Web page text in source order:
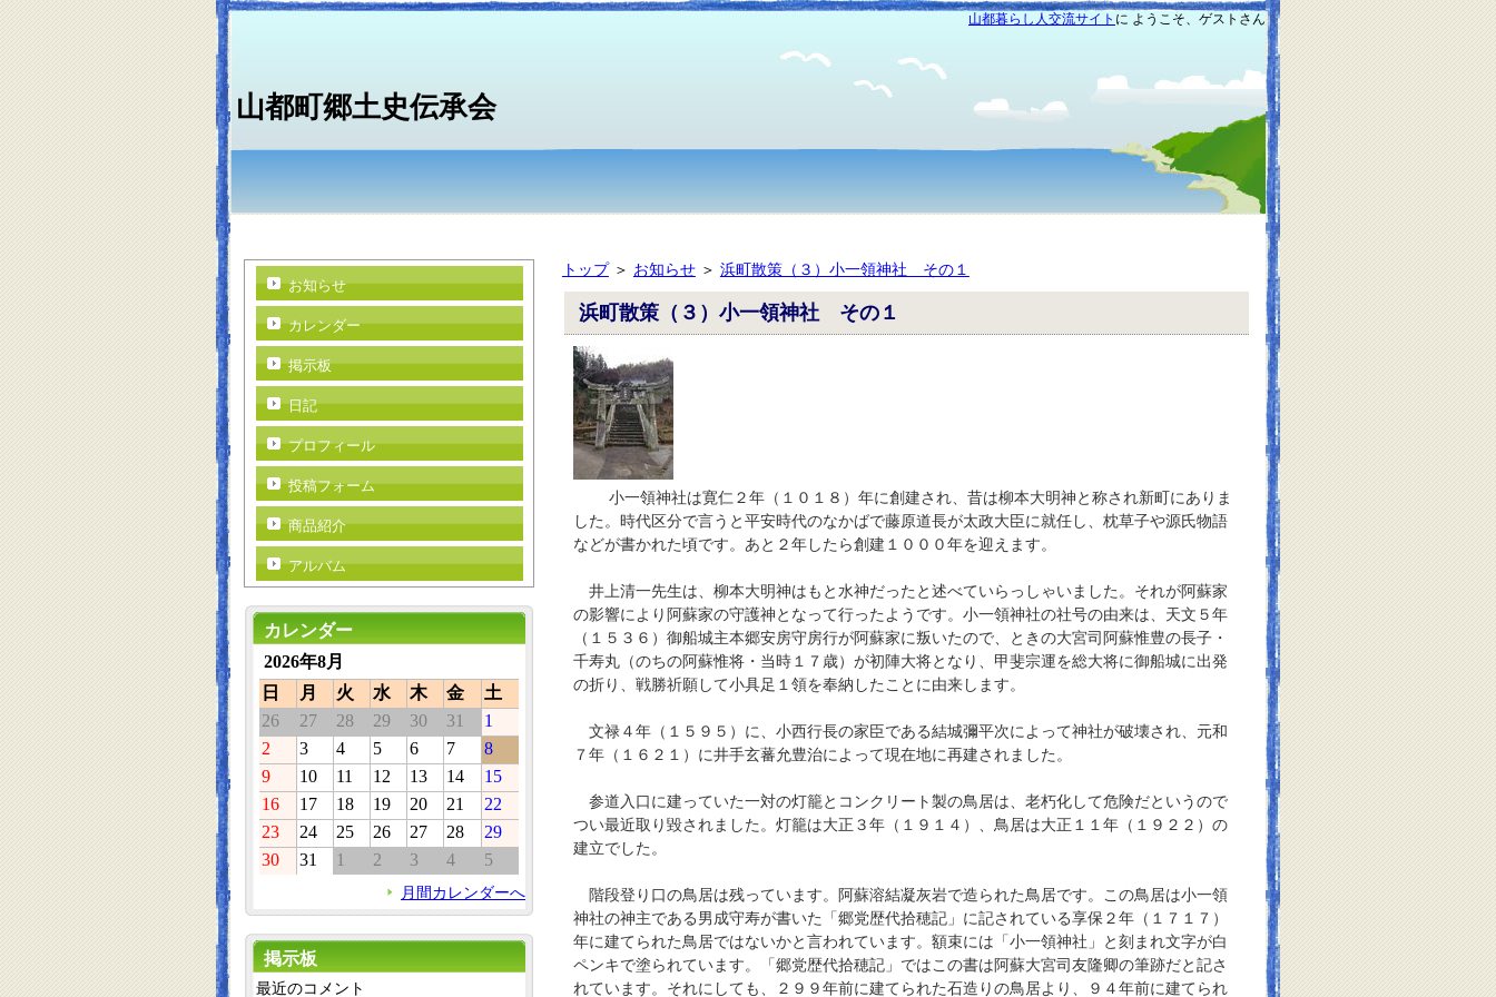
山都暮らし人交流サイト に ようこそ、ゲストさん
山都町郷土史伝承会
トップ＞ お知らせ＞ 浜町散策（３）小一領神社 その１
浜町散策（３）小一領神社 その１
小一領神社は寛仁２年（１０１８）年に創建され、昔は柳本大明神と称され新町にありま
した。時代区分で言うと平安時代のなかばで藤原道長が太政大臣に就任し、枕草子や源氏物語
などが書かれた頃です。あと２年したら創建１０００年を迎えます。
井上清一先生は、柳本大明神はもと水神だったと述べていらっしゃいました。それが阿蘇家
の影響により阿蘇家の守護神となって行ったようです。小一領神社の社号の由来は、天文５年
（１５３６）御船城主本郷安房守房行が阿蘇家に叛いたので、ときの大宮司阿蘇惟豊の長子・
千寿丸（のちの阿蘇惟将・当時１７歳）が初陣大将となり、甲斐宗運を総大将に御船城に出発
の折り、戦勝祈願して小具足１領を奉納したことに由来します。
文禄４年（１５９５）に、小西行長の家臣である結城彌平次によって神社が破壊され、元和
７年（１６２１）に井手玄蕃允豊治によって現在地に再建されました。
参道入口に建っていた一対の灯籠とコンクリート製の鳥居は、老朽化して危険だというので
つい最近取り毀されました。灯籠は大正３年（１９１４）、鳥居は大正１１年（１９２２）の
建立でした。
階段登り口の鳥居は残っています。阿蘇溶結凝灰岩で造られた鳥居です。この鳥居は小一領
神社の神主である男成守寿が書いた「郷党歴代拾穂記」に記されている享保２年（１７１７）
年に建てられた鳥居ではないかと言われています。額束には「小一領神社」と刻まれ文字が白
ペンキで塗られています。「郷党歴代拾穂記」ではこの書は阿蘇大宮司友隆卿の筆跡だと記さ
れています。それにしても、２９９年前に建てられた石造りの鳥居より、９４年前に建てられ
お知らせ
カレンダー
掲示板
日記
プロフィール
投稿フォーム
商品紹介
アルバム
カレンダー
2026年8月
日
月 火 水 木 金
土
26
27 28 29 30 31
1
2
3 4 5 6 7
8
9
10 11 12 13 14
15
16
17 18 19 20 21
22
23
24 25 26 27 28
29
30
31 1 2 3 4 5
月間カレンダーへ
掲示板
最近のコメント